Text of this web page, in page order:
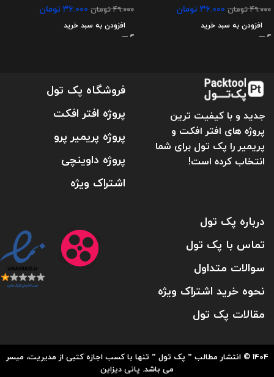
۴۹.۰۰۰تومان ۳۶.۰۰۰ تومان
افزودن به سبد خرید
۴۹.۰۰۰تومان ۳۶.۰۰۰ تومان
افزودن به سبد خرید
جدید و با کیفیت ترین
پروژه های افتر افکت و
پریمیر را پک تول برای شما
انتخاب کرده است!
فروشگاه پک تول
پروژه افتر افکت
پروژه پریمیر پرو
پروژه داوینچی
اشتراک ویژه
درباره پک تول
تماس با پک تول
سوالات متداول
نحوه خرید اشتراک ویژه
مقالات پک تول
1404 © انتشار مطالب ” پک تول ” تنها با کسب اجازه کتبی از مدیریت، میسر
می باشد. پانی دیزاین